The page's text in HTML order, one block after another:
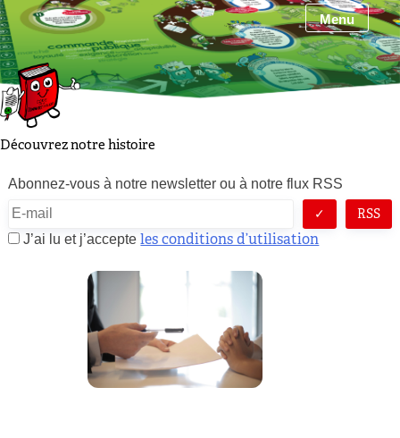
Skip
to
content
Menu
Découvrez notre histoire
Abonnez-vous à notre newsletter ou à notre flux RSS
RSS
J’ai lu et j’accepteles conditions d’utilisation